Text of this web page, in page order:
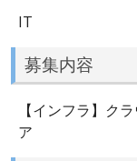
IT
募集内容
【インフラ】ク
ア